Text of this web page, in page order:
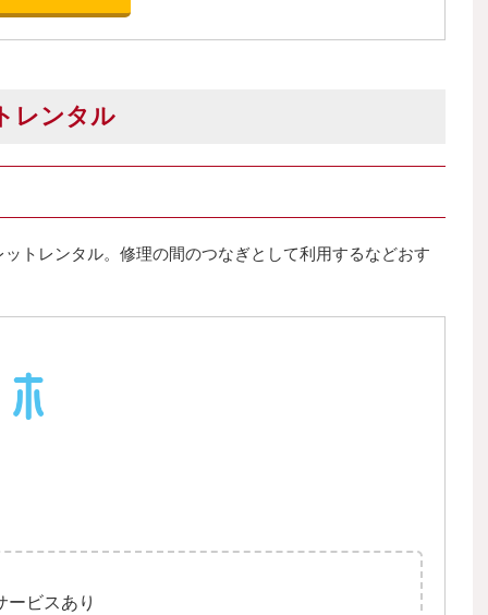
レンタル
トレンタル。修理の間のつなぎとして利用するなどおす
ービスあり